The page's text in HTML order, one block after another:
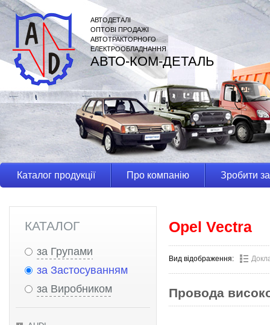
АВТОДЕТАЛІ
ОПТОВІ ПРОДАЖІ
АВТОТРАКТОРНОГО
ЕЛЕКТРООБЛАДНАННЯ
АВТО-КОМ-ДЕТАЛЬ
Каталог продукції Про компанію Зробити
КАТАЛОГ
за Групами
за Застосуванням
за Виробником
Opel Vectra
Вид відображення:
Провода